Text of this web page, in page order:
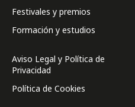
Festivales y premios
Formación y estudios
Aviso Legal y Política de
Privacidad
Política de Cookies